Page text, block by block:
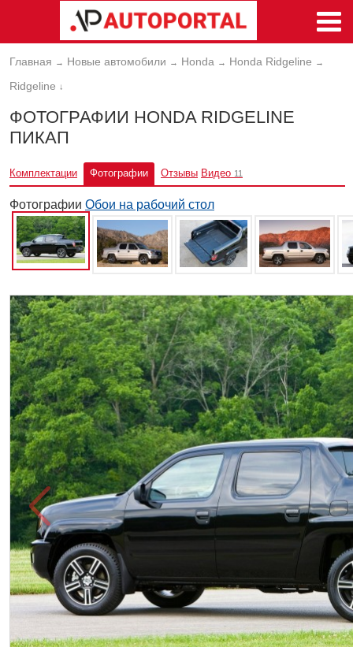
Главная → Новые автомобили → Honda → Honda Ridgeline →
Ridgeline ↓
ФОТОГРАФИИ HONDA RIDGELINE
ПИКАП
Комплектации Фотографии Отзывы Видео 11
Фотографии Обои на рабочий стол